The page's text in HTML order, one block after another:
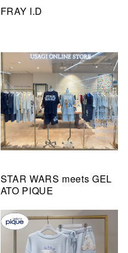
FRAY I.D
STAR WARS meets GEL
ATO PIQUE